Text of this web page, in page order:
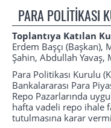
PARA POLİTİKASI
Toplantıya Katılan
Erdem Başçı (Başkan),
Şahin, Abdullah Yavaş,
Para Politikası Kurulu
Bankalararası Para
Repo Pazarlarında
hafta vadeli repo ihale
tutulmasına karar